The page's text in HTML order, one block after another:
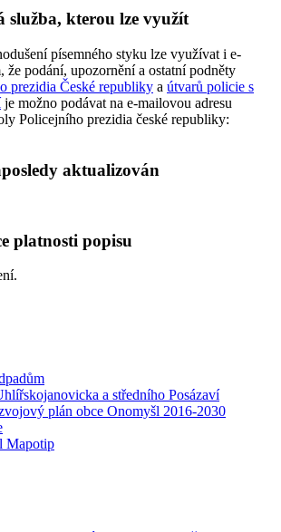
služba, kterou lze využít
písemného styku lze využívat i e-
že podání, upozornění a ostatní podněty
prezidia České republiky a útvarů policie s
je možno podávat na e-mailovou adresu
Policejního prezidia české republiky:
aktualizován
platnosti popisu
a středního Posázaví
plán obce Onomyšl 2016-2030
Mapotip